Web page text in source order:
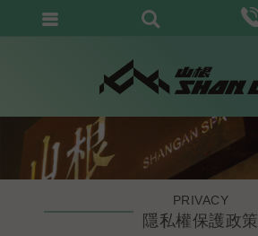
PRIVACY
隱私權保護政策